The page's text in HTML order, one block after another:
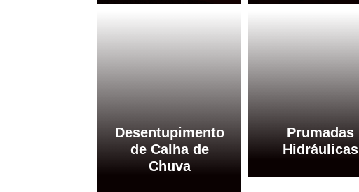
Desentupimento
de Calha de
Chuva
Prumadas
Hidráulicas